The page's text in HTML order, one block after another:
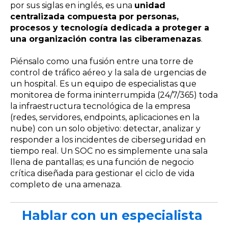
por sus siglas en inglés, es una unidad
centralizada compuesta por personas,
procesos y tecnología dedicada a proteger a
una organización contra las ciberamenazas.
Piénsalo como una fusión entre una torre de
control de tráfico aéreo y la sala de urgencias de
un hospital. Es un equipo de especialistas que
monitorea de forma ininterrumpida (24/7/365) toda
la infraestructura tecnológica de la empresa
(redes, servidores, endpoints, aplicaciones en la
nube) con un solo objetivo: detectar, analizar y
responder a los incidentes de ciberseguridad en
tiempo real. Un SOC no es simplemente una sala
llena de pantallas; es una función de negocio
crítica diseñada para gestionar el ciclo de vida
completo de una amenaza.
Hablar con un especialista